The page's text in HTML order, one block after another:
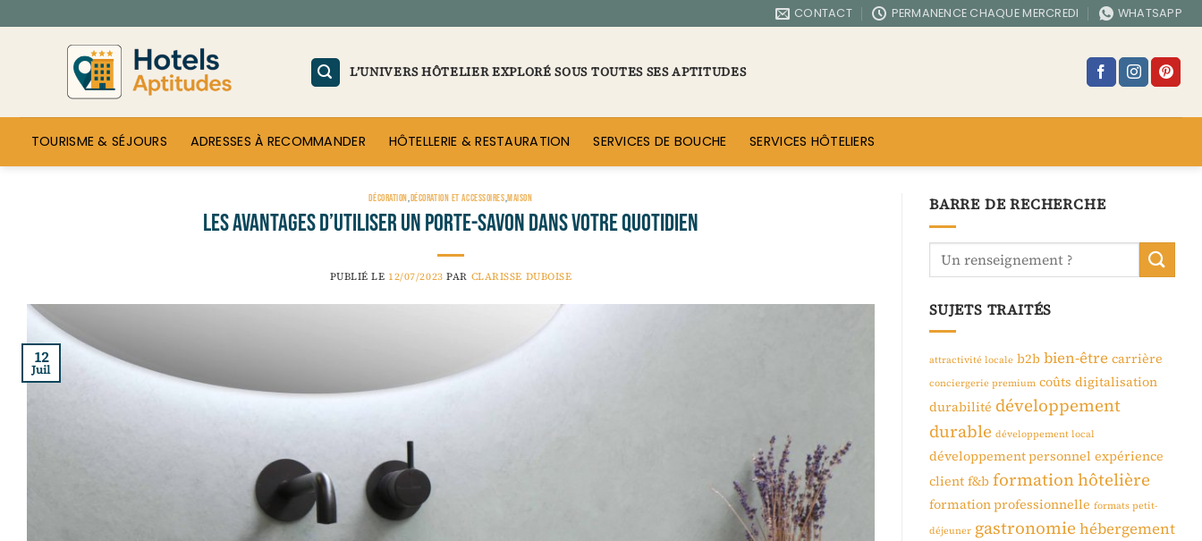
au
CONTACT PERMANENCE CHAQUE MERCREDI WHATSAPP
L’UNIVERS HÔTELIER EXPLORÉ SOUS TOUTES SES APTITUDES
TOURISME & SÉJOURS ADRESSES À RECOMMANDER HÔTELLERIE & RESTAURATION SERVICES DE BOUCHE SERVICES HÔTELIERS
DÉCORATION,DÉCORATION ET ACCESSOIRES,MAISON
Les avantages d’utiliser un porte-savon dans votre quotidien
PUBLIÉ LE 12/07/2023 PAR CLARISSE DUBOISE
12
Juil
BARRE DE RECHERCHE
SUJETS TRAITÉS
attractivité locale b2b bien-être carrière
conciergerie premium coûts digitalisation
durabilité développement
durable développement local
développement personnel expérience
client f&b formation hôtelière
formation professionnelle formats petit-
déjeuner gastronomie hébergement